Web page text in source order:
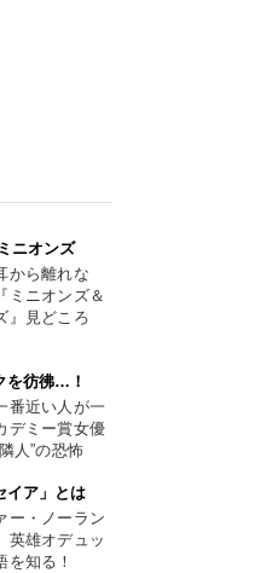
ニオンズ
から離れな
ミニオンズ＆
』見どころ
を彷彿…！
番近い人が一
デミー賞女優
人”の恐怖
イア」とは
ー・ノーラン
英雄オデュッ
を知る！